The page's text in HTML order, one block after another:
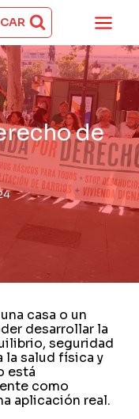
de
casa o un
desarrollar la
seguridad
la salud física y
está
como
aplicación real.